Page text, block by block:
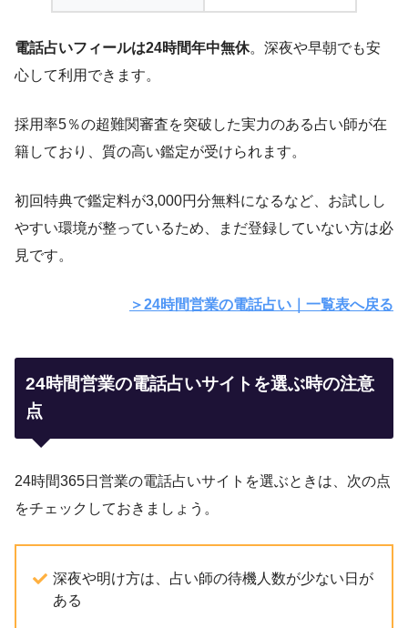
電話占いフィールは24時間年中無休。深夜や早朝でも安
心して利用できます。
採用率5％の超難関審査を突破した実力のある占い師が在
籍しており、質の高い鑑定が受けられます。
初回特典で鑑定料が3,000円分無料になるなど、お試しし
やすい環境が整っているため、まだ登録していない方は必
見です。
＞24時間営業の電話占い｜一覧表へ戻る
24時間営業の電話占いサイトを選ぶ時の注意
点
24時間365日営業の電話占いサイトを選ぶときは、次の点
をチェックしておきましょう。
深夜や明け方は、占い師の待機人数が少ない日が
ある